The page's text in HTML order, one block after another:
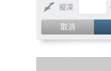
縱深
取消